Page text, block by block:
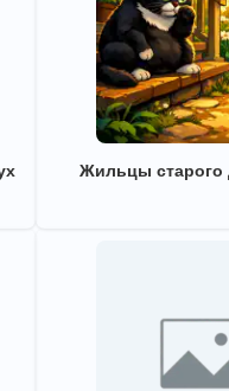
Жильцы старого